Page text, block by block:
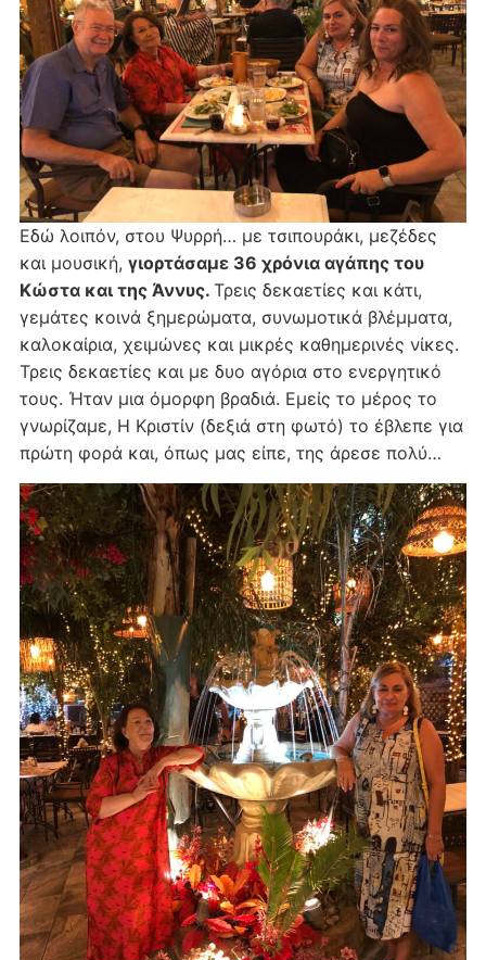
Εδώ λοιπόν, στου Ψυρρή… με τσιπουράκι, μεζέδες
και μουσική, γιορτάσαμε 36 χρόνια αγάπης του
Κώστα και της Άννυς. Τρεις δεκαετίες και κάτι,
γεμάτες κοινά ξημερώματα, συνωμοτικά βλέμματα,
καλοκαίρια, χειμώνες και μικρές καθημερινές νίκες.
Τρεις δεκαετίες και με δυο αγόρια στο ενεργητικό
τους. Ήταν μια όμορφη βραδιά. Εμείς το μέρος το
γνωρίζαμε, Η Κριστίν (δεξιά στη φωτό) το έβλεπε για
πρώτη φορά και, όπως μας είπε, της άρεσε πολύ…